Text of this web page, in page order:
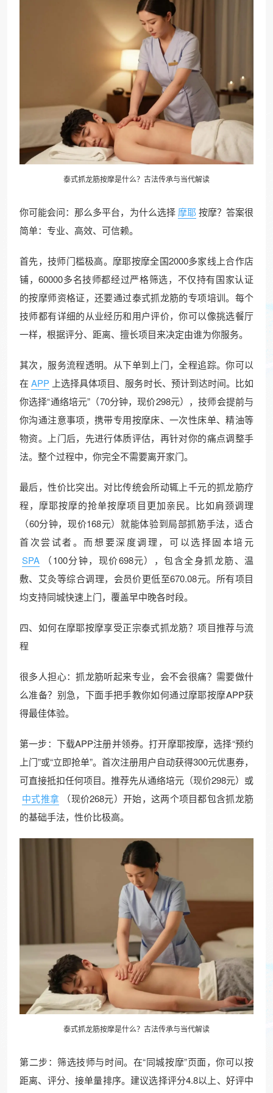
泰式抓龙筋按摩是什么？古法传承与当代解读
你可能会问：那么多平台，为什么选择 摩耶按摩？答案很
简单：专业、高效、可信赖。
首先，技师门槛极高。摩耶按摩全国2000多家线上合作店
铺，60000多名技师都经过严格筛选，不仅持有国家认证
的按摩师资格证，还要通过泰式抓龙筋的专项培训。每个
技师都有详细的从业经历和用户评价，你可以像挑选餐厅
一样，根据评分、距离、擅长项目来决定由谁为你服务。
其次，服务流程透明。从下单到上门，全程追踪。你可以
在 APP 上选择具体项目、服务时长、预计到达时间。比如
你选择“通络培元”（70分钟，现价298元），技师会提前与
你沟通注意事项，携带专用按摩床、一次性床单、精油等
物资。上门后，先进行体质评估，再针对你的痛点调整手
法。整个过程中，你完全不需要离开家门。
最后，性价比突出。对比传统会所动辄上千元的抓龙筋疗
程，摩耶按摩的抢单按摩项目更加亲民。比如肩颈调理
（60分钟，现价168元）就能体验到局部抓筋手法，适合
首次尝试者。而想要深度调理，可以选择固本培元
SPA
（100分钟，现价698元），包含全身抓龙筋、温
敷、艾灸等综合调理，会员价更低至670.08元。所有项目
均支持同城快速上门，覆盖早中晚各时段。
四、如何在摩耶按摩享受正宗泰式抓龙筋？项目推荐与流
程
很多人担心：抓龙筋听起来专业，会不会很痛？需要做什
么准备？别急，下面手把手教你如何通过摩耶按摩APP获
得最佳体验。
第一步：下载APP注册并领券。打开摩耶按摩，选择“预约
上门”或“立即抢单”。首次注册用户自动获得300元优惠券，
可直接抵扣任何项目。推荐先从通络培元（现价298元）或
中式推拿
（现价268元）开始，这两个项目都包含抓龙筋
的基础手法，性价比极高。
泰式抓龙筋按摩是什么？古法传承与当代解读
第二步：筛选技师与时间。在“同城按摩”页面，你可以按
距离、评分、接单量排序。建议选择评分4.8以上、好评中